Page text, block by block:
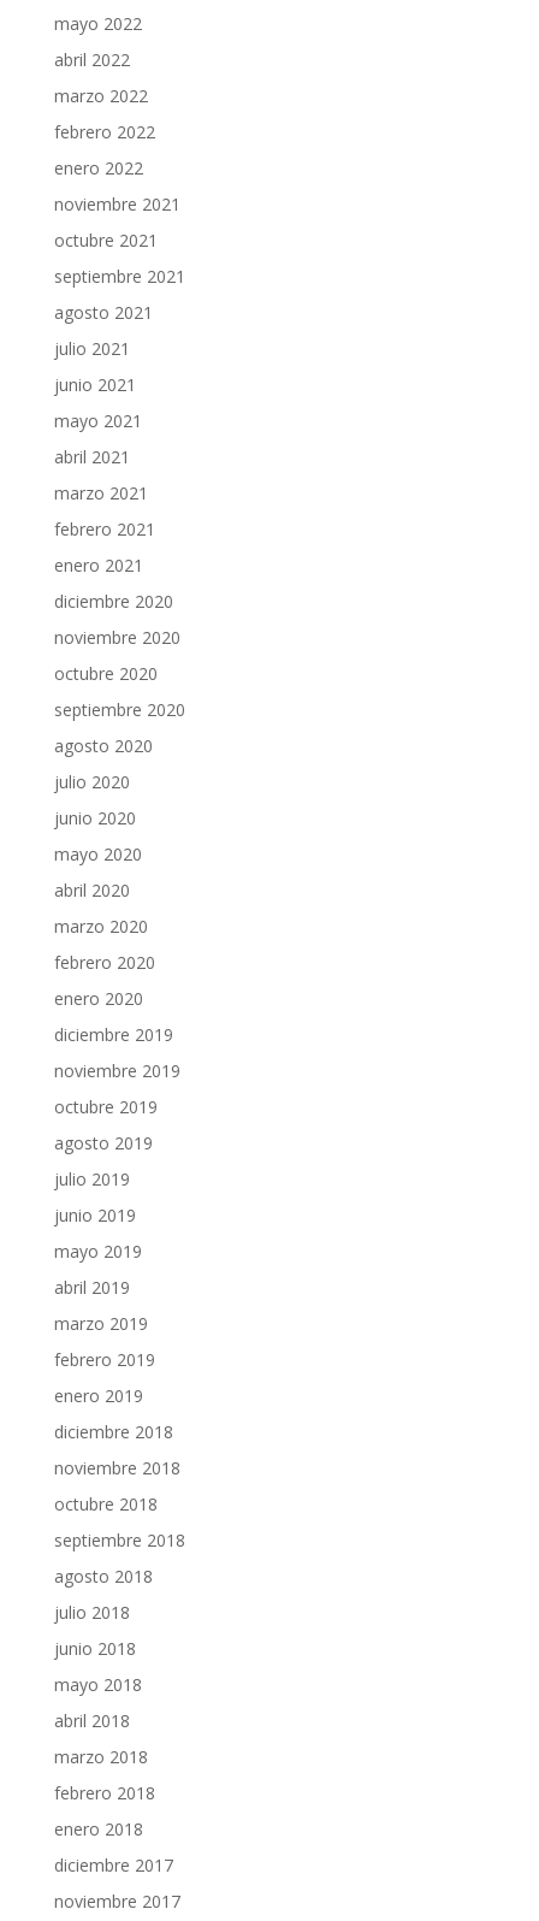
mayo 2022
abril 2022
marzo 2022
febrero 2022
enero 2022
noviembre 2021
octubre 2021
septiembre 2021
agosto 2021
julio 2021
junio 2021
mayo 2021
abril 2021
marzo 2021
febrero 2021
enero 2021
diciembre 2020
noviembre 2020
octubre 2020
septiembre 2020
agosto 2020
julio 2020
junio 2020
mayo 2020
abril 2020
marzo 2020
febrero 2020
enero 2020
diciembre 2019
noviembre 2019
octubre 2019
agosto 2019
julio 2019
junio 2019
mayo 2019
abril 2019
marzo 2019
febrero 2019
enero 2019
diciembre 2018
noviembre 2018
octubre 2018
septiembre 2018
agosto 2018
julio 2018
junio 2018
mayo 2018
abril 2018
marzo 2018
febrero 2018
enero 2018
diciembre 2017
noviembre 2017